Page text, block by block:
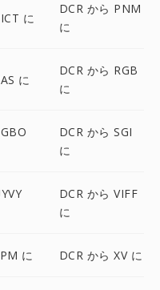
に
DCR から PNM
に
に
DCR から RGB
に
DCR から SGI
に
DCR から VIFF
に
に DCR から XV に